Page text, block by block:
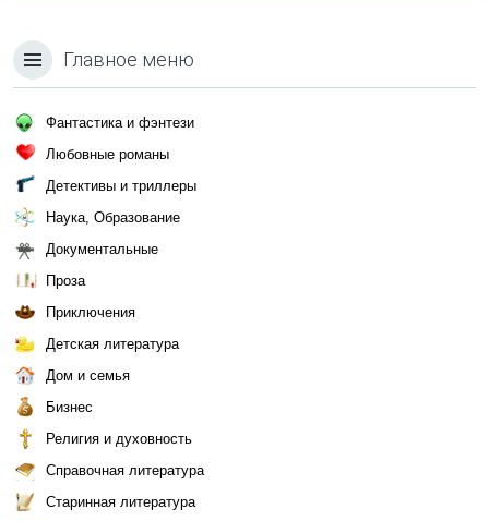
Главное меню
Фантастика и фэнтези
Любовные романы
Детективы и триллеры
Наука, Образование
Документальные
Проза
Приключения
Детская литература
Дом и семья
Бизнес
Религия и духовность
Справочная литература
Старинная литература